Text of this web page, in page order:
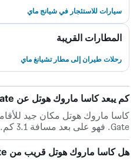
سيارات للاستئجار في شيانج ماي
المطارات القريبة
رحلات طيران إلى مطار تشيانغ ماي
كم يبعد كاسا ماروك هوتل عن Chang Puak Gate؟
Gate. فهو على بعد مسافة 3.1 كم.
هل كاسا ماروك هوتل قريب من Tha Phae Gate؟